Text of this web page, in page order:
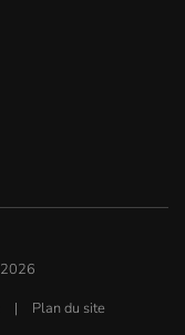
2026
| Plan du site